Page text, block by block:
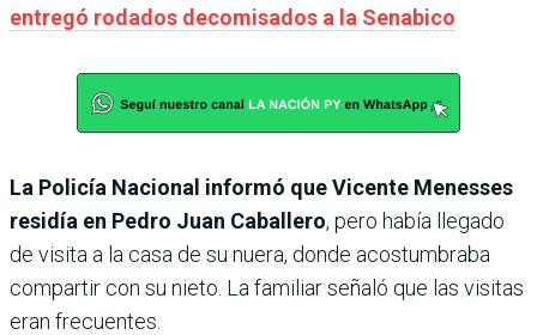
entregó rodados decomisados a la Senabico
La Policía Nacional informó que Vicente Menesses
residía en Pedro Juan Caballero, pero había llegado
de visita a la casa de su nuera, donde acostumbraba
compartir con su nieto. La familiar señaló que las visitas
eran frecuentes.